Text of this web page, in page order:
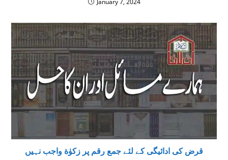
قرض کی ادائیگی کے لئے جمع رقم پر زکوٰة واجب نہیں